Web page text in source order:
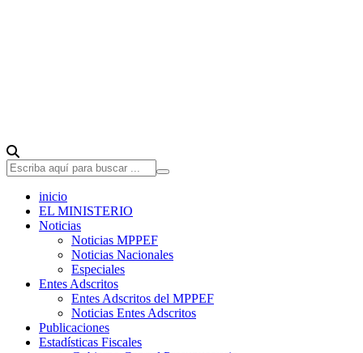
inicio
EL MINISTERIO
Noticias
Noticias MPPEF
Noticias Nacionales
Especiales
Entes Adscritos
Entes Adscritos del MPPEF
Noticias Entes Adscritos
Publicaciones
Estadísticas Fiscales